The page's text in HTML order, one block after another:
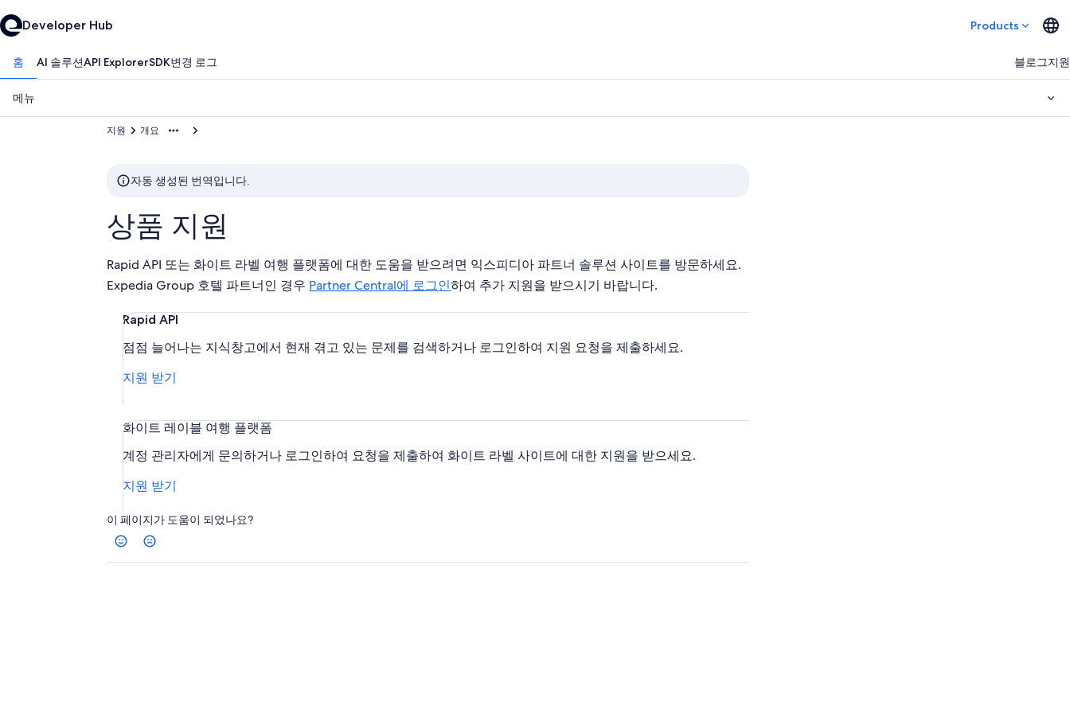
Developer Hub Products
홈 AI 솔루션API ExplorerSDK변경 로그 블로그지원
메뉴
개요
지원
자동 생성된 번역입니다.
상품 지원
Rapid API 또는 화이트 라벨 여행 플랫폼에 대한 도움을 받으려면 익스피디아 파트너 솔루션 사이트를 방문하세요.
Expedia Group 호텔 파트너인 경우 Partner Central에 로그인하여 추가 지원을 받으시기 바랍니다.
Rapid API
점점 늘어나는 지식창고에서 현재 겪고 있는 문제를 검색하거나 로그인하여 지원 요청을 제출하세요.
지원 받기
화이트 레이블 여행 플랫폼
계정 관리자에게 문의하거나 로그인하여 요청을 제출하여 화이트 라벨 사이트에 대한 지원을 받으세요.
지원 받기
이 페이지가 도움이 되었나요?